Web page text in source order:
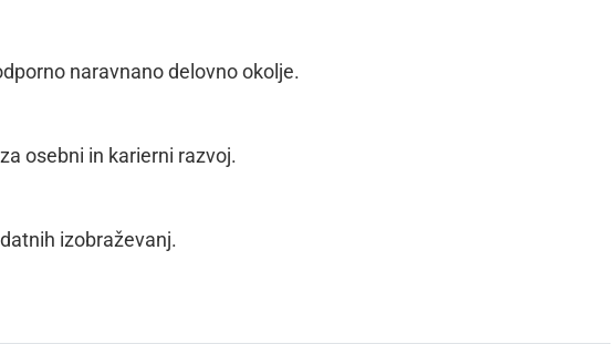
naravnano delovno okolje.
osebni in karierni razvoj.
izobraževanj.